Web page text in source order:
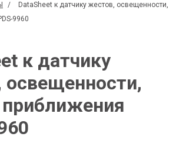
/
DataSheet к датчику жестов, освещенности,
9960
к датчику
освещенности,
приближения
текстовыми
и аудио сообщения не
8 (499) 500-14-56
вопросам